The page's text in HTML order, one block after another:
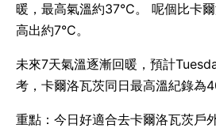
暖，最高氣溫約37°C。 呢個比卡
高出約7°C。
未來7天氣溫逐漸回暖，預計
考，卡爾洛瓦茨同日最高溫紀錄為
重點：今日好適合去卡爾洛瓦茨戶外